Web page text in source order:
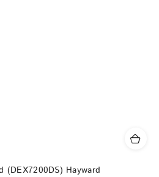
(DEX7200DS) Hayward